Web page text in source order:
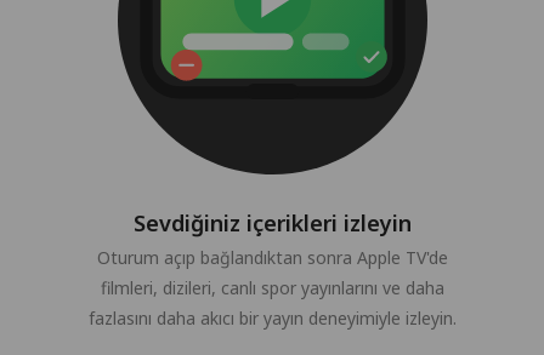
Sevdiğiniz içerikleri izleyin
Oturum açıp bağlandıktan sonra Apple TV'de
filmleri, dizileri, canlı spor yayınlarını ve daha
fazlasını daha akıcı bir yayın deneyimiyle izleyin.